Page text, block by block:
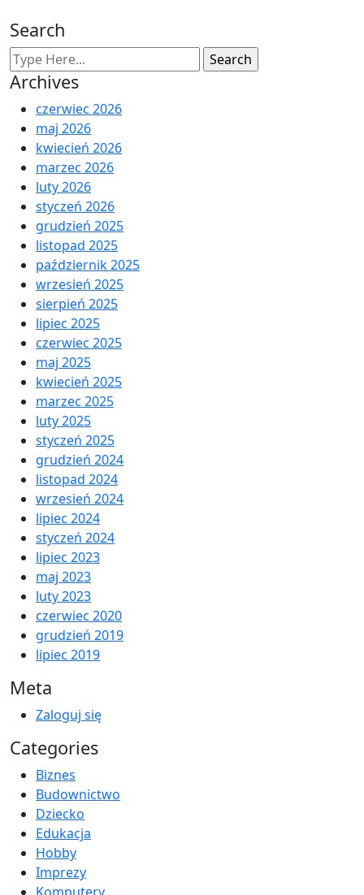
Search
Archives
czerwiec 2026
maj 2026
kwiecień 2026
marzec 2026
luty 2026
styczeń 2026
grudzień 2025
listopad 2025
październik 2025
wrzesień 2025
sierpień 2025
lipiec 2025
czerwiec 2025
maj 2025
kwiecień 2025
marzec 2025
luty 2025
styczeń 2025
grudzień 2024
listopad 2024
wrzesień 2024
lipiec 2024
styczeń 2024
lipiec 2023
maj 2023
luty 2023
czerwiec 2020
grudzień 2019
lipiec 2019
Meta
Zaloguj się
Categories
Biznes
Budownictwo
Dziecko
Edukacja
Hobby
Imprezy